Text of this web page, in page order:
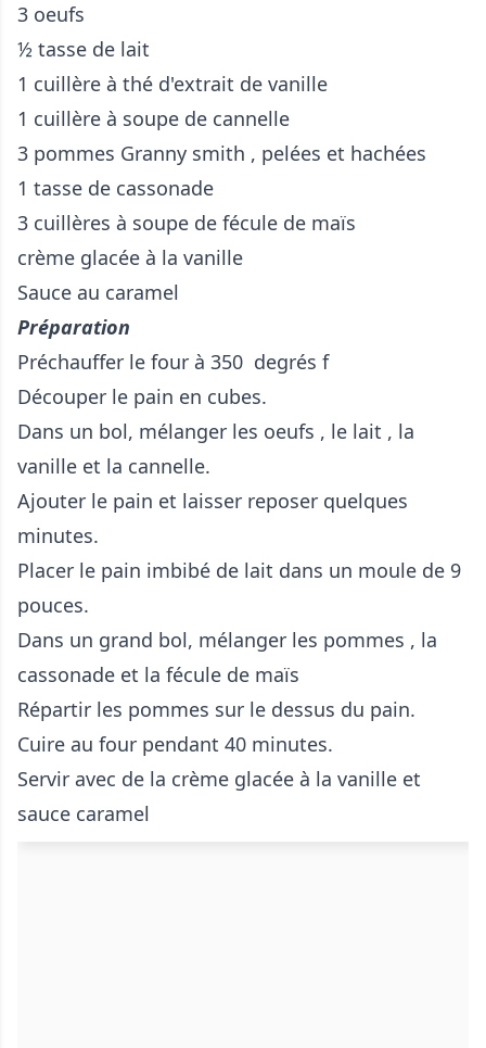
3 oeufs
½ tasse de lait
1 cuillère à thé d'extrait de vanille
1 cuillère à soupe de cannelle
3 pommes Granny smith , pelées et hachées
1 tasse de cassonade
3 cuillères à soupe de fécule de maïs
crème glacée à la vanille
Sauce au caramel
Préparation
Préchauffer le four à 350 degrés f
Découper le pain en cubes.
Dans un bol, mélanger les oeufs , le lait , la
vanille et la cannelle.
Ajouter le pain et laisser reposer quelques
minutes.
Placer le pain imbibé de lait dans un moule de 9
pouces.
Dans un grand bol, mélanger les pommes , la
cassonade et la fécule de maïs
Répartir les pommes sur le dessus du pain.
Cuire au four pendant 40 minutes.
Servir avec de la crème glacée à la vanille et
sauce caramel